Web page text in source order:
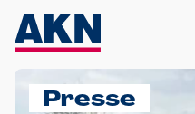
Presse